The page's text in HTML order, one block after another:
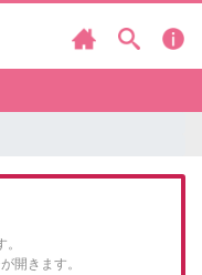
開きます。